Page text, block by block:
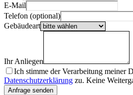
E-Mail
Telefon (optional)
Gebäudeart
Ihr Anliegen
Ich stimme der Verarbeitung meiner
Datenschutzerklärung zu. Keine
Bitte dieses Feld leer lassen
Anfrage senden